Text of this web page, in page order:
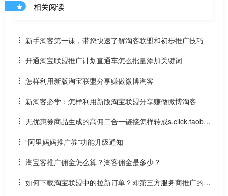
相关阅读
新手淘客第一课，带您快速了解淘客联盟和初步推广技巧
开通淘宝联盟推广计划直通车怎么批量添加关键词
怎样利用新版淘宝联盟分享赚做微博淘客
新淘客必学：怎样利用新版淘宝联盟分享赚做微博淘客
无优惠券商品生成的高佣二合一链接怎样转成s.click.taoba
o.com推广链？
“阿里妈妈推广券”功能升级通知
淘宝客推广佣金怎么算？淘客佣金是多少？
如何下载淘宝联盟中的拉新订单？即第三方服务商推广的订